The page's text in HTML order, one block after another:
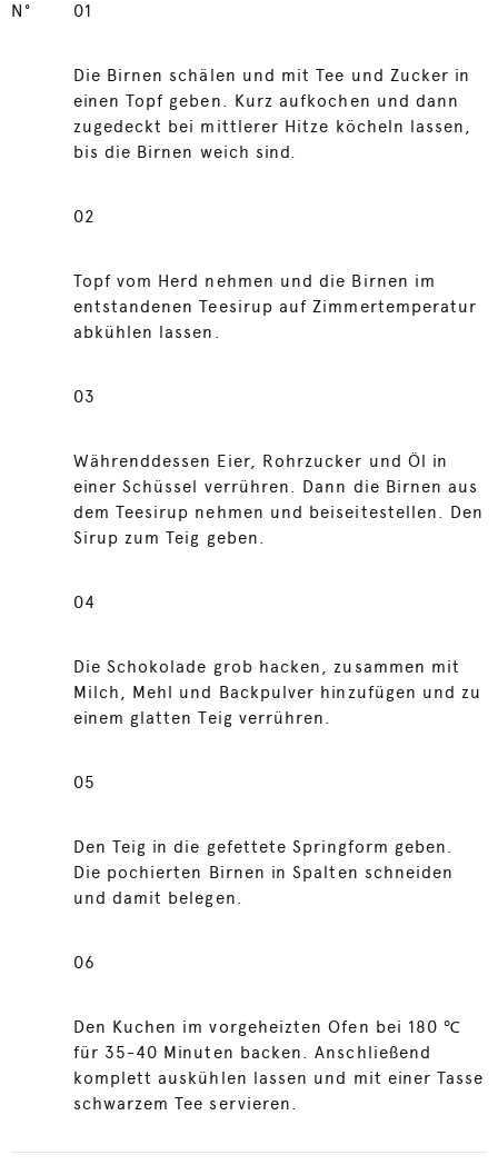
N° 01
Die Birnen schälen und mit Tee und Zucker in
einen Topf geben. Kurz aufkochen und dann
zugedeckt bei mittlerer Hitze köcheln lassen,
bis die Birnen weich sind.
02
Topf vom Herd nehmen und die Birnen im
entstandenen Teesirup auf Zimmertemperatur
abkühlen lassen.
03
Währenddessen Eier, Rohrzucker und Öl in
einer Schüssel verrühren. Dann die Birnen aus
dem Teesirup nehmen und beiseitestellen. Den
Sirup zum Teig geben.
04
Die Schokolade grob hacken, zusammen mit
Milch, Mehl und Backpulver hinzufügen und zu
einem glatten Teig verrühren.
05
Den Teig in die gefettete Springform geben.
Die pochierten Birnen in Spalten schneiden
und damit belegen.
06
Den Kuchen im vorgeheizten Ofen bei 180 ℃
für 35-40 Minuten backen. Anschließend
komplett auskühlen lassen und mit einer Tasse
schwarzem Tee servieren.